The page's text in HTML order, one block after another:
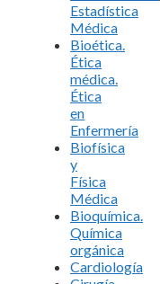
Estadística
Médica
Bioética.
Ética
médica.
Ética
en
Enfermería
Biofísica
y
Física
Médica
Bioquímica.
Química
orgánica
Cardiología